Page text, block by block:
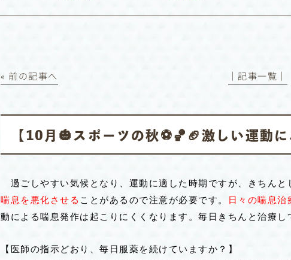
« 前の記事へ │記事一覧│
【10月🎃スポーツの秋⚽️🏀🏈激しい運動に
過ごしやすい気候となり、運動に適した時期ですが、 きちんと
喘息を悪化させる ことがあるので注意が必要です。 日々の喘息治
動による喘息発作は起こりにくくなります。毎日きちんと治療し
【医師の指示どおり、毎日服薬を続けていますか？】